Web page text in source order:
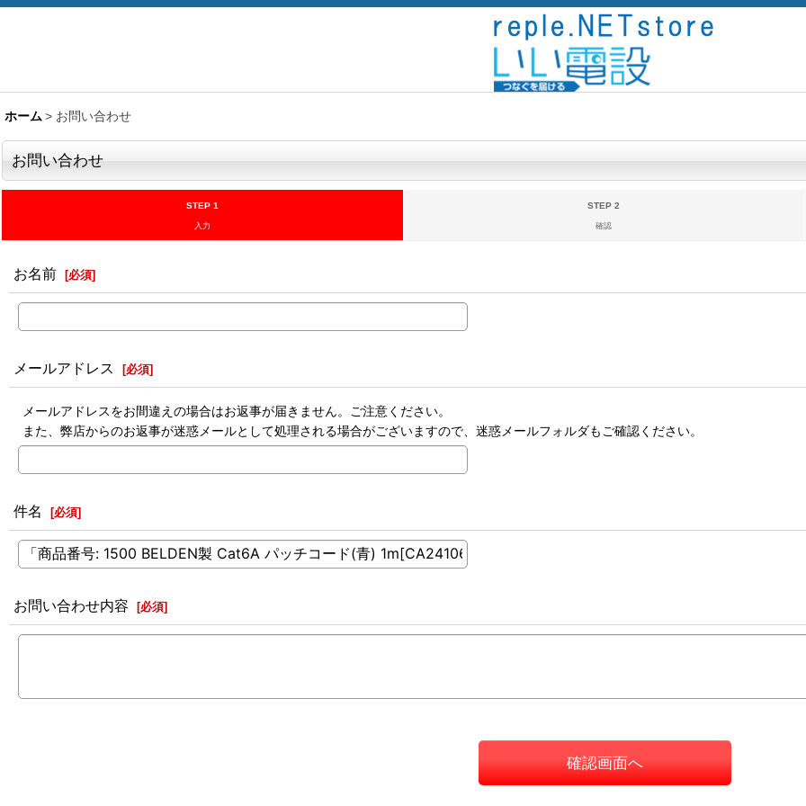
ホーム > お問い合わせ
お問い合わせ
STEP 1
入力
STEP 2
確認
お名前 [必須]
メールアドレス [必須]
メールアドレスをお間違えの場合はお返事が届きません。ご注意ください。
また、弊店からのお返事が迷惑メールとして処理される場合がございますので、迷惑メールフォルダもご確認ください。
件名 [必須]
お問い合わせ内容 [必須]
確認画面へ